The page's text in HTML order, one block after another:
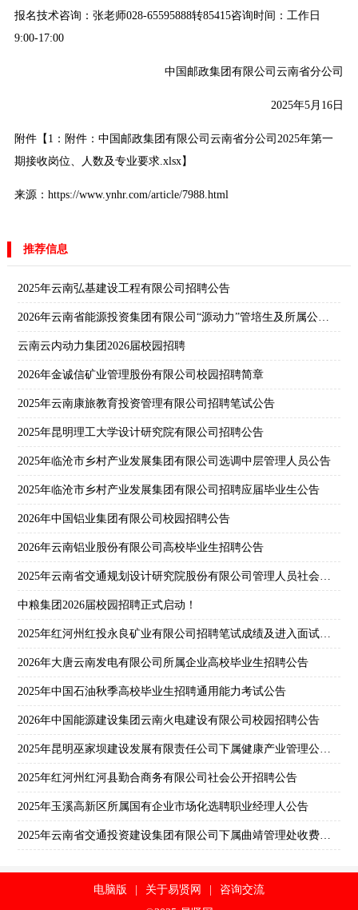
报名技术咨询：张老师028-65595888转85415咨询时间：工作日
9:00-17:00
中国邮政集团有限公司云南省分公司
2025年5月16日
附件【1：附件：中国邮政集团有限公司云南省分公司2025年第一
期接收岗位、人数及专业要求.xlsx】
来源：https://www.ynhr.com/article/7988.html
推荐信息
2025年云南弘基建设工程有限公司招聘公告
2026年云南省能源投资集团有限公司“源动力”管培生及所属公司校园招聘公告
云南云内动力集团2026届校园招聘
2026年金诚信矿业管理股份有限公司校园招聘简章
2025年云南康旅教育投资管理有限公司招聘笔试公告
2025年昆明理工大学设计研究院有限公司招聘公告
2025年临沧市乡村产业发展集团有限公司选调中层管理人员公告
2025年临沧市乡村产业发展集团有限公司招聘应届毕业生公告
2026年中国铝业集团有限公司校园招聘公告
2026年云南铝业股份有限公司高校毕业生招聘公告
2025年云南省交通规划设计研究院股份有限公司管理人员社会招聘公告
中粮集团2026届校园招聘正式启动！
2025年红河州红投永良矿业有限公司招聘笔试成绩及进入面试人员名单公示
2026年大唐云南发电有限公司所属企业高校毕业生招聘公告
2025年中国石油秋季高校毕业生招聘通用能力考试公告
2026年中国能源建设集团云南火电建设有限公司校园招聘公告
2025年昆明巫家坝建设发展有限责任公司下属健康产业管理公司第一批次社会招聘公告
2025年红河州红河县勤合商务有限公司社会公开招聘公告
2025年玉溪高新区所属国有企业市场化选聘职业经理人公告
2025年云南省交通投资建设集团有限公司下属曲靖管理处收费员招聘公告
电脑版 关于易贤网
咨询交流